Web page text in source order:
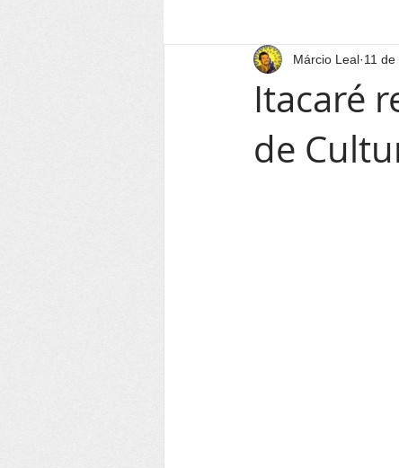
Agricultura Transparência
Conheça Itacaré
Itacaré
de
Márcio Leal 11